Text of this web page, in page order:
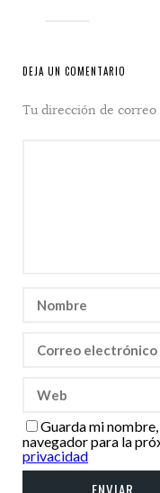
DEJA UN COMENTARIO
Tu dirección de
Guarda mi
navegador para la
privacidad